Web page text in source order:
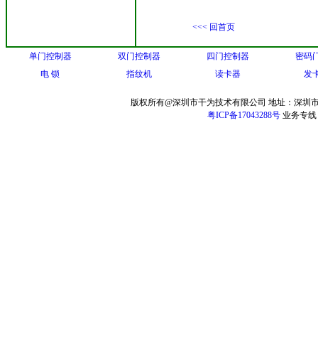
<<< 回首页
单门控制器 双门控制器 四门控制器
密码
电 锁
指纹机 读卡器 发
版权所有@深圳市干为技术有限公司 地址：深圳
粤ICP备17043288号业务专线